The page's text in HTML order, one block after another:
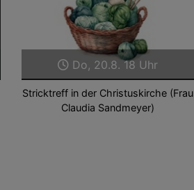
Do, 20.8. 18 Uhr
Stricktreff in der Christuskirche (Frau
Claudia Sandmeyer)